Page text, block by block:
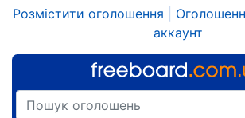
Розмістити оголошення
аккаунт